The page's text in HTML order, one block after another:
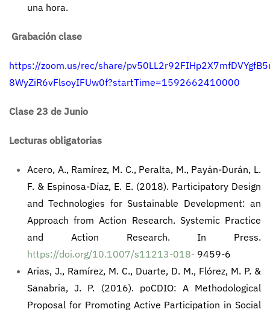
una hora.
Grabación clase
https://zoom.us/rec/share/
8WyZiR6vFlsoyIFUw0f?startTime=1592662410000
Clase 23 de Junio
Lecturas obligatorias
Acero, A., Ramírez, M. C., Peralta, M., Payán-Durán, L.
F. & Espinosa-Díaz, E. E. (2018). Participatory Design
and Technologies for Sustainable Development: an
Approach from Action Research. Systemic Practice
and Action Research. In Press.
https://doi.org/10.1007/s11213-018- 9459-6
Arias, J., Ramírez, M. C., Duarte, D. M., Flórez, M. P. &
Sanabria, J. P. (2016). poCDIO: A Methodological
Proposal for Promoting Active Participation in Social